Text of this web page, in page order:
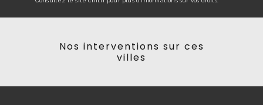
Nos interventions sur ces
villes